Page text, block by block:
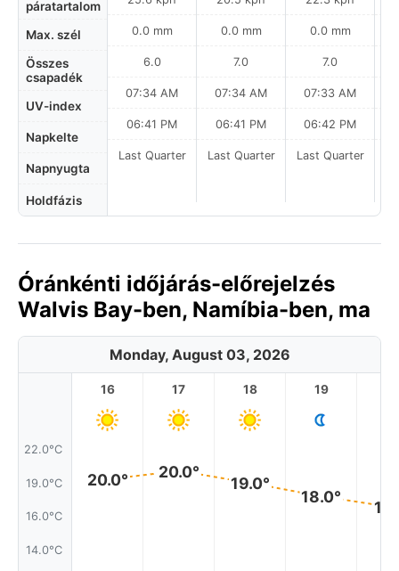
páratartalom
Max. szél
Összes
csapadék
UV-index
Napkelte
Napnyugta
Holdfázis
0.0 mm
6.0
07:34 AM
06:41 PM
Last Quarter
0.0 mm
7.0
07:34 AM
06:41 PM
Last Quarter
0.0 mm
7.0
07:33 AM
06:42 PM
Last Quarter
Óránkénti időjárás-előrejelzés
Walvis Bay-ben, Namíbia-ben, ma
Monday, August 03, 2026
22.0°C
19.0°C
16.0°C
14.0°C
16
20.0°
17
20.0°
18
19.0°
19
18.0°